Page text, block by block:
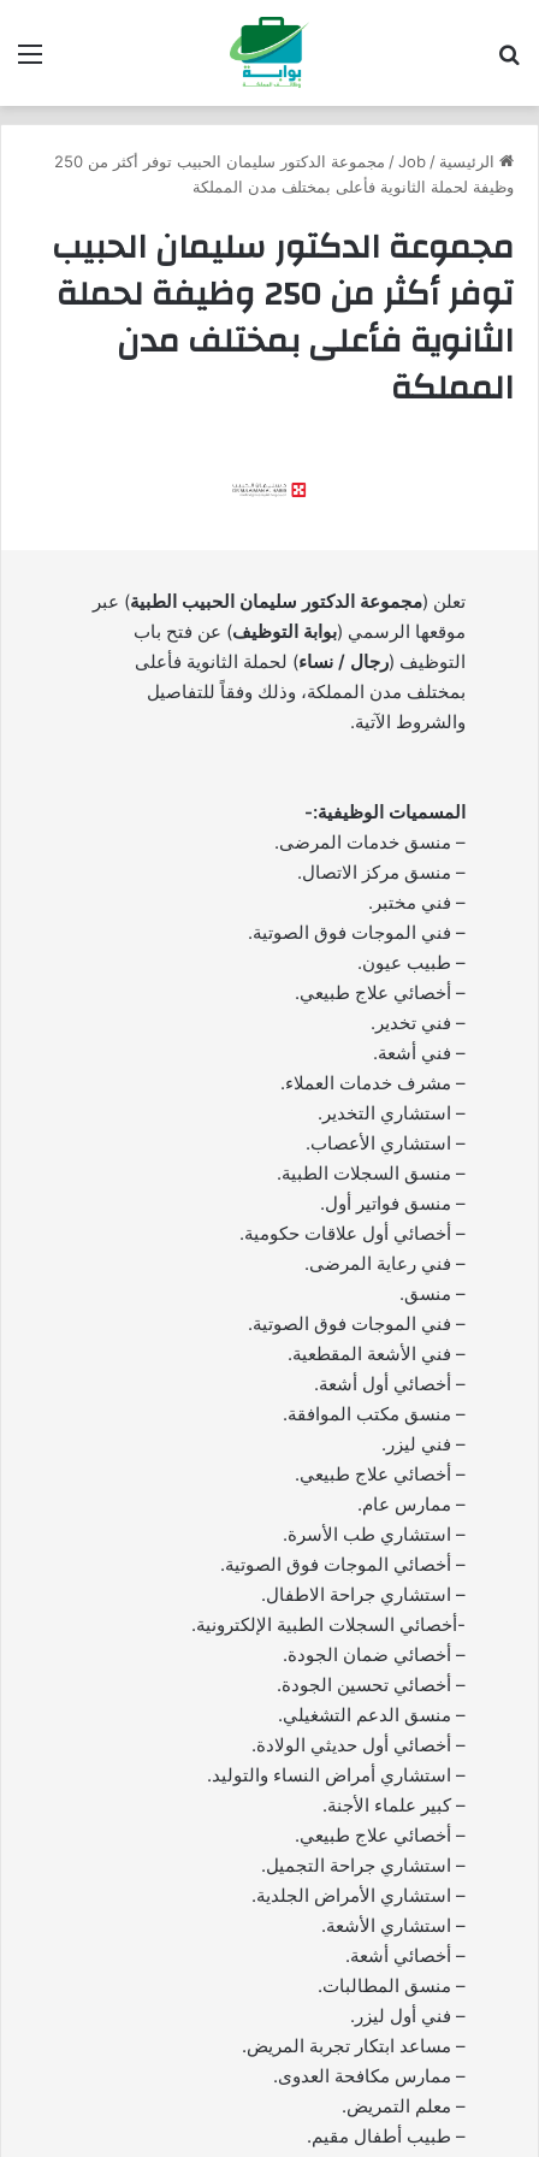
الرئيسية /
Job
/
مجموعة الدكتور سليمان الحبيب توفر أكثر من 250
وظيفة لحملة الثانوية فأعلى بمختلف مدن المملكة
مجموعة الدكتور سليمان الحبيب
توفر أكثر من 250 وظيفة لحملة
الثانوية فأعلى بمختلف مدن
المملكة
تعلن (مجموعة الدكتور سليمان الحبيب الطبية) عبر
موقعها الرسمي (بوابة التوظيف) عن فتح باب
التوظيف (رجال / نساء) لحملة الثانوية فأعلى
بمختلف مدن المملكة، وذلك وفقاً للتفاصيل
والشروط الآتية.
المسميات الوظيفية:-
– منسق خدمات المرضى.
– منسق مركز الاتصال.
– فني مختبر.
– فني الموجات فوق الصوتية.
– طبيب عيون.
– أخصائي علاج طبيعي.
– فني تخدير.
– فني أشعة.
– مشرف خدمات العملاء.
– استشاري التخدير.
– استشاري الأعصاب.
– منسق السجلات الطبية.
– منسق فواتير أول.
– أخصائي أول علاقات حكومية.
– فني رعاية المرضى.
– منسق.
– فني الموجات فوق الصوتية.
– فني الأشعة المقطعية.
– أخصائي أول أشعة.
– منسق مكتب الموافقة.
– فني ليزر.
– أخصائي علاج طبيعي.
– ممارس عام.
– استشاري طب الأسرة.
– أخصائي الموجات فوق الصوتية.
– استشاري جراحة الاطفال.
-أخصائي السجلات الطبية الإلكترونية.
– أخصائي ضمان الجودة.
– أخصائي تحسين الجودة.
– منسق الدعم التشغيلي.
– أخصائي أول حديثي الولادة.
– استشاري أمراض النساء والتوليد.
– كبير علماء الأجنة.
– أخصائي علاج طبيعي.
– استشاري جراحة التجميل.
– استشاري الأمراض الجلدية.
– استشاري الأشعة.
– أخصائي أشعة.
– منسق المطالبات.
– فني أول ليزر.
– مساعد ابتكار تجربة المريض.
– ممارس مكافحة العدوى.
– معلم التمريض.
– طبيب أطفال مقيم.